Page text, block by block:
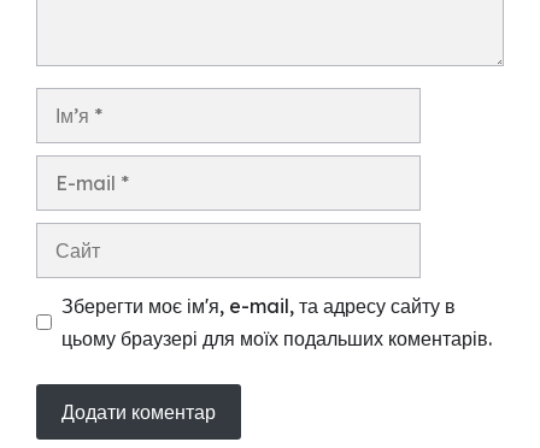
Зберегти моє ім'я, e-mail, та адресу сайту в
цьому браузері для моїх подальших коментарів.